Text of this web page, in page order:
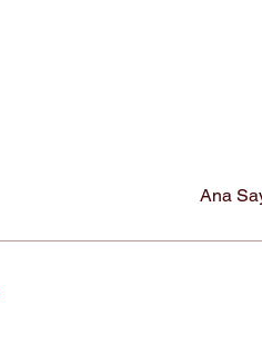
Ana